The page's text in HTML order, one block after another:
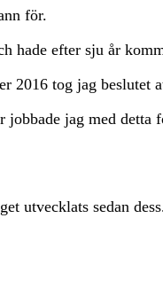
för.
efter sju år
2016 tog jag beslutet
jag med
utvecklats sedan